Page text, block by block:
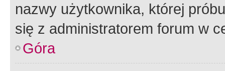
nazwy użytkownika, której
się z administratorem forum w
Góra